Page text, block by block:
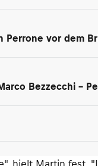
Perrone vor dem
Bezzecchi –
hielt Martin fest.